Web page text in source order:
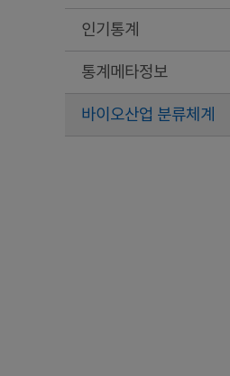
인기통계
통계메타정보
바이오산업 분류체계